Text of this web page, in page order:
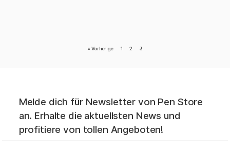
« Vorherige 1 2 3
Melde dich für Newsletter von Pen Store
an. Erhalte die aktuellsten News und
profitiere von tollen Angeboten!